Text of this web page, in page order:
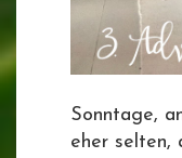
Sonntage,
eher selten,